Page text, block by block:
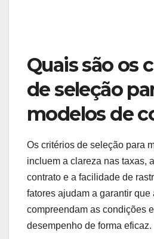
Isso pode variar entre 10% a
orçamento de marketing,
estratégia adotada.